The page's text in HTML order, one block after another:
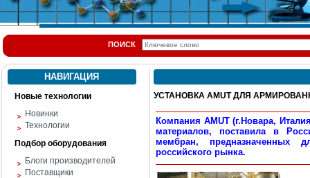
ПОИСК
НАВИГАЦИЯ
Новые технологии
Новинки
Технологии
Подбор оборудования
Блоги производителей
Поставщики
УСТАНОВКА AMUT ДЛЯ
Компания AMUT (г.Новара,
материалов, поставила в
мембран, предназначенных
российского рынка.